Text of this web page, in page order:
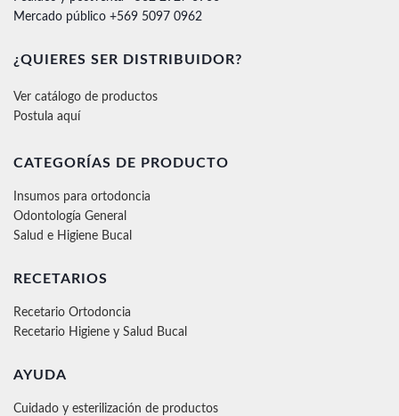
Mercado público +569 5097 0962
¿QUIERES SER DISTRIBUIDOR?
Ver catálogo de productos
Postula aquí
CATEGORÍAS DE PRODUCTO
Insumos para ortodoncia
Odontología General
Salud e Higiene Bucal
RECETARIOS
Recetario Ortodoncia
Recetario Higiene y Salud Bucal
AYUDA
Cuidado y esterilización de productos